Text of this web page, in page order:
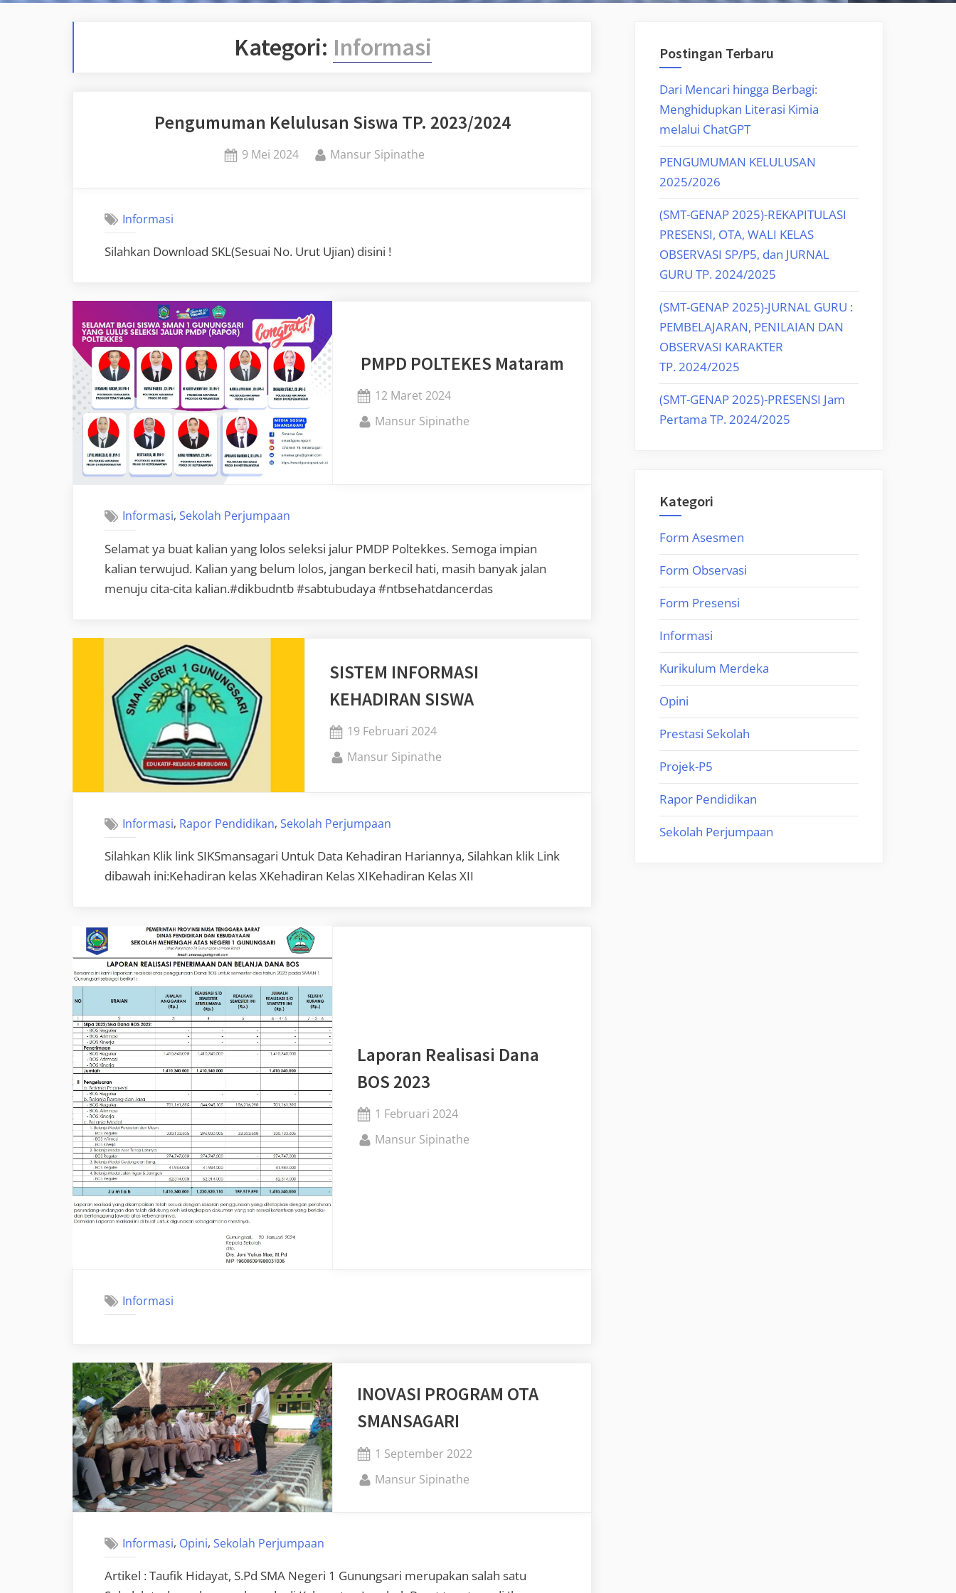
Kategori: Informasi
Pengumuman Kelulusan Siswa TP. 2023/2024
Posted
9 Mei 2024 By
Mansur Sipinathe
Informasi
Silahkan Download SKL(Sesuai No. Urut Ujian) disini !
PMPD POLTEKES Mataram
Posted
on
12 Maret 2024
By
Mansur Sipinathe
Informasi,Sekolah Perjumpaan
Selamat ya buat kalian yang lolos seleksi jalur PMDP Poltekkes. Semoga impian
kalian terwujud. Kalian yang belum lolos, jangan berkecil hati, masih banyak jalan
menuju cita-cita kalian.#dikbudntb #sabtubudaya #ntbsehatdancerdas
SISTEM INFORMASI
KEHADIRAN SISWA
Posted
on
19 Februari 2024
By
Mansur Sipinathe
Informasi, Rapor Pendidikan,Sekolah Perjumpaan
Silahkan Klik link SIKSmansagari Untuk Data Kehadiran Hariannya, Silahkan klik Link
dibawah ini:Kehadiran kelas XKehadiran Kelas XIKehadiran Kelas XII
Laporan Realisasi Dana
BOS 2023
Posted
on
1 Februari 2024
By
Mansur Sipinathe
Informasi
INOVASI PROGRAM OTA
SMANSAGARI
Posted
on
1 September 2022
By
Mansur Sipinathe
Informasi, Opini,Sekolah Perjumpaan
Artikel : Taufik Hidayat, S.Pd SMA Negeri 1 Gunungsari merupakan salah satu
Postingan Terbaru
Dari Mencari hingga Berbagi:
Menghidupkan Literasi Kimia
melalui ChatGPT
PENGUMUMAN KELULUSAN
2025/2026
(SMT-GENAP 2025)-REKAPITULASI
PRESENSI, OTA, WALI KELAS
OBSERVASI SP/P5, dan JURNAL
GURU TP. 2024/2025
(SMT-GENAP 2025)-JURNAL GURU :
PEMBELAJARAN, PENILAIAN DAN
OBSERVASI KARAKTER
TP. 2024/2025
(SMT-GENAP 2025)-PRESENSI Jam
Pertama TP. 2024/2025
Kategori
Form Asesmen
Form Observasi
Form Presensi
Informasi
Kurikulum Merdeka
Opini
Prestasi Sekolah
Projek-P5
Rapor Pendidikan
Sekolah Perjumpaan